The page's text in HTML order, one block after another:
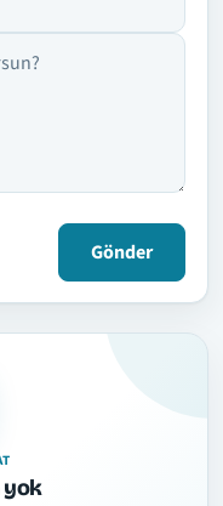
Gönder
yok